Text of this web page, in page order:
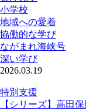
小学校
地域への愛着
協働的な学び
ながまれ海峡号
深い学び
2026.03.19
特別支援
【シリーズ】高田